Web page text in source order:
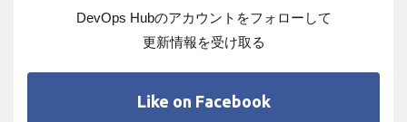
DevOps Hubのアカウントをフォローして
更新情報を受け取る
Like on Facebook